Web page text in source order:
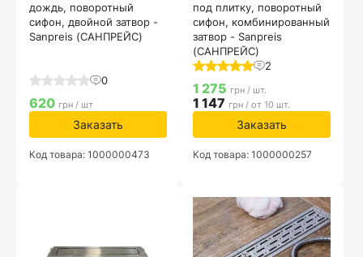
дождь, поворотный
сифон, двойной затвор -
Sanpreis (САНПРЕЙС)
0
620 грн / шт
Заказать
Код товара: 1000000473
под плитку, поворотный
сифон, комбинированный
затвор - Sanpreis
(САНПРЕЙС)
2
1 275 грн / шт.
1 147 грн / от 10 шт.
Заказать
Код товара: 1000000257